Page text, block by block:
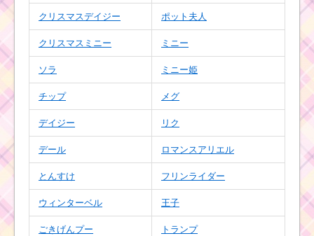
ントドラゴン・
クルエラ・フッ
ク船
黒色のツム（黒いツ
ム）でマジカルボムを
25個消すミッションを
攻略するツム
消去系スキルのツムで
ョンを攻略するツム
クリスマスデイジー ポット夫人
クリスマスミニー ミニー
ソラ ミニー姫
チップ メグ
デイジー リク
デール ロマンスアリエル
とんすけ フリンライダー
ウィンターベル 王子
ごきげんプー トランプ